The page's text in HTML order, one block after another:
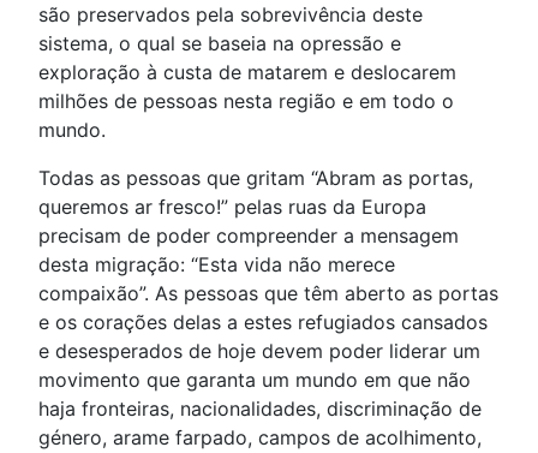
são preservados pela sobrevivência deste
sistema, o qual se baseia na opressão e
exploração à custa de matarem e deslocarem
milhões de pessoas nesta região e em todo o
mundo.
Todas as pessoas que gritam “Abram as portas,
queremos ar fresco!” pelas ruas da Europa
precisam de poder compreender a mensagem
desta migração: “Esta vida não merece
compaixão”. As pessoas que têm aberto as portas
e os corações delas a estes refugiados cansados
e desesperados de hoje devem poder liderar um
movimento que garanta um mundo em que não
haja fronteiras, nacionalidades, discriminação de
género, arame farpado, campos de acolhimento,